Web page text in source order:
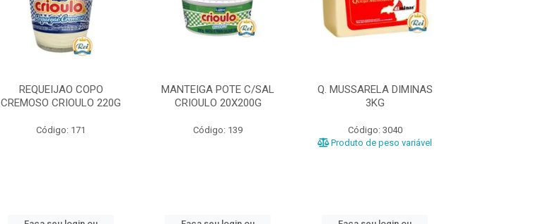
REQUEIJAO COPO
CREMOSO CRIOULO 220G
Código: 171
MANTEIGA POTE C/SAL
CRIOULO 20X200G
Código: 139
Q. MUSSARELA DIMINAS
3KG
Código: 3040
Produto de peso variável